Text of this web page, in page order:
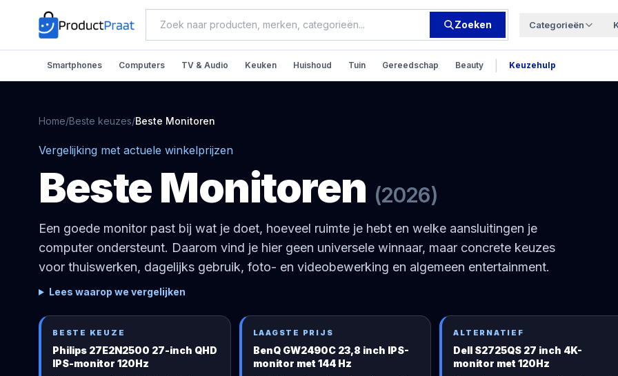
Zoeken Categorieën
Smartphones Computers TV & Audio Keuken Huishoud Tuin Gereedschap Beauty Keuzehulp
Home/Beste keuzes/Beste Monitoren
Vergelijking met actuele winkelprijzen
BesteMonitoren (2026)
Een goede monitor past bij wat je doet, hoeveel ruimte je hebt en welke aansluitingen je
computer ondersteunt. Daarom vind je hier geen universele winnaar, maar concrete keuzes
voor thuiswerken, dagelijks gebruik, foto- en videobewerking en algemeen entertainment.
Lees waarop we vergelijken
BESTE KEUZE
Philips 27E2N2500 27-inch QHD
IPS-monitor 120Hz
LAAGSTE PRIJS
BenQ GW2490C 23,8 inch IPS-
monitor met 144 Hz
ALTERNATIEF
Dell S2725QS 27 inch 4K-
monitor met 120Hz